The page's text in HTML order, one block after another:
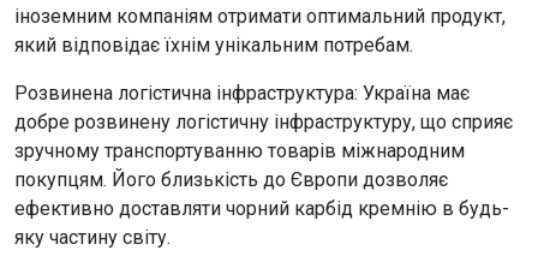
іноземним компаніям отримати оптимальний продукт,
який відповідає їхнім унікальним потребам.
Розвинена логістична інфраструктура: Україна має
добре розвинену логістичну інфраструктуру, що сприяє
зручному транспортуванню товарів міжнародним
покупцям. Його близькість до Європи дозволяє
ефективно доставляти чорний карбід кремнію в будь-
яку частину світу.